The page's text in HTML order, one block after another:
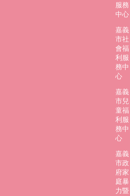
服務
中心
嘉義
市社
會福
利服
務中
心
嘉義
市兒
童福
利服
務中
心
嘉義
市政
府家
庭暴
力暨